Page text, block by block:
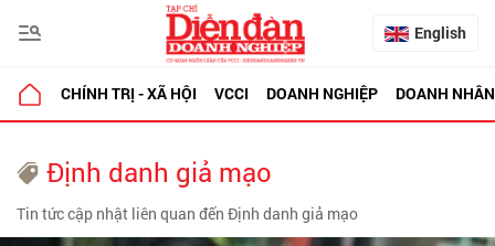
English
CHÍNH TRỊ - XÃ HỘI VCCI DOANH NGHIỆP DOANH NHÂN
Định danh giả mạo
Tin tức cập nhật liên quan đến Định danh giả mạo